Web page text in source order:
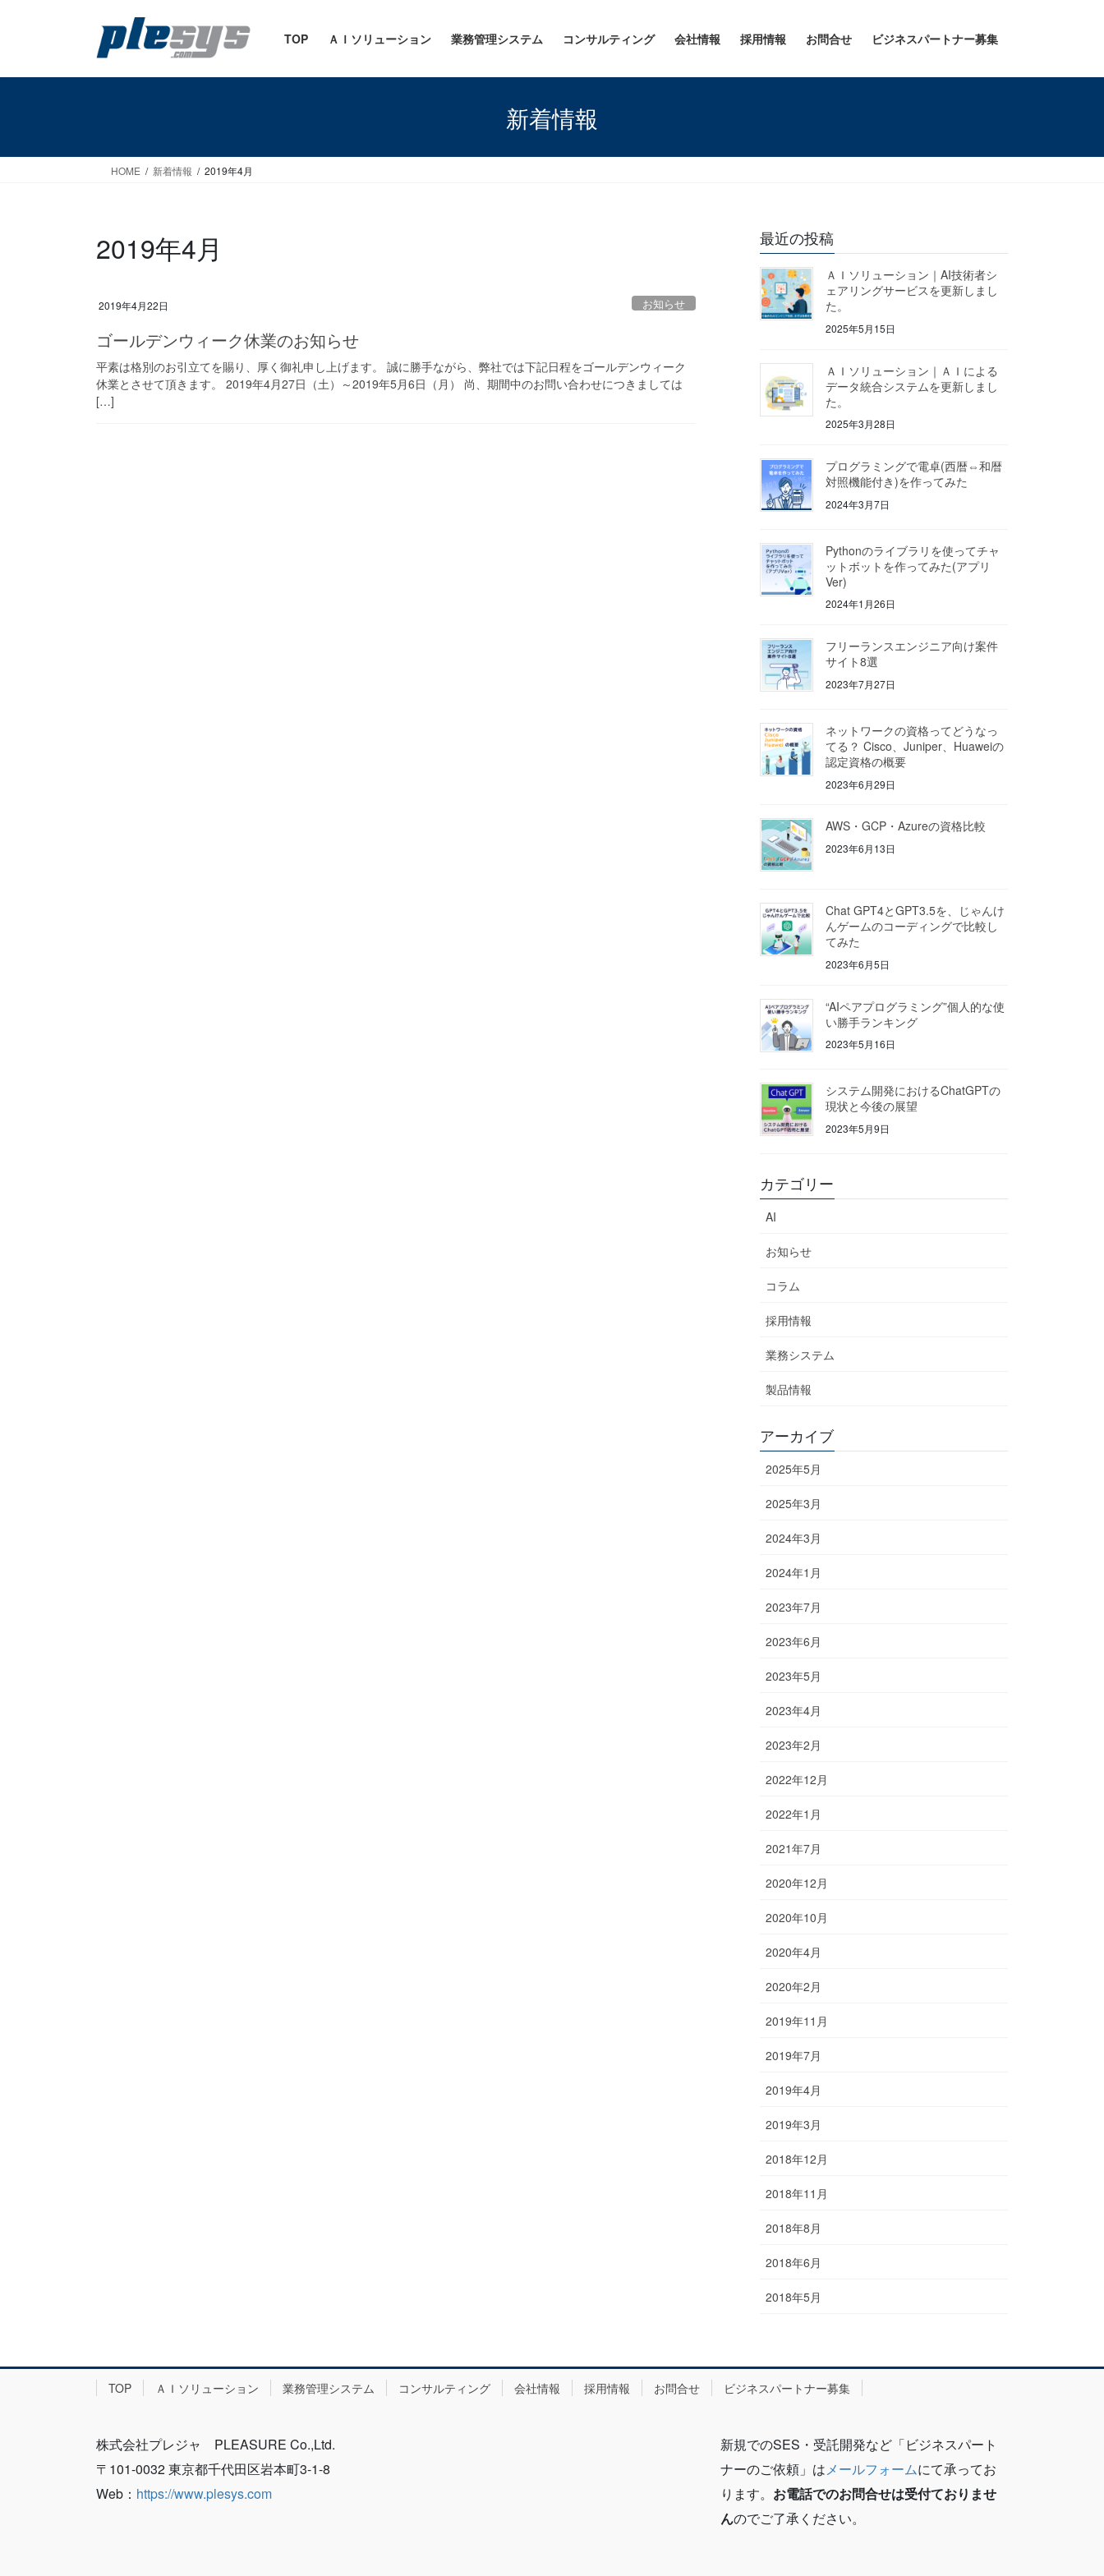
TOP ＡＩソリューション 業務管理システム コンサルティング 会社情報 採用情報 お問合せ ビジネスパートナー募集
新着情報
HOME 新着情報 2019年4月
2019年4月
2019年4月22日 お知らせ
ゴールデンウィーク休業のお知らせ
平素は格別のお引立てを賜り、厚く御礼申し上げます。 誠に勝手ながら、弊社では下記日程をゴールデンウィーク
休業とさせて頂きます。 2019年4月27日（土）～2019年5月6日（月） 尚、期間中のお問い合わせにつきましては
[…]
最近の投稿
ＡＩソリューション｜AI技術者シ
ェアリングサービスを更新しまし
た。
2025年5月15日
ＡＩソリューション｜ＡＩによる
データ統合システムを更新しまし
た。
2025年3月28日
プログラミングで電卓(西暦⇔和暦
対照機能付き)を作ってみた
2024年3月7日
Pythonのライブラリを使ってチャ
ットボットを作ってみた(アプリ
Ver)
2024年1月26日
フリーランスエンジニア向け案件
サイト8選
2023年7月27日
ネットワークの資格ってどうなっ
てる？ Cisco、Juniper、Huaweiの
認定資格の概要
2023年6月29日
AWS・GCP・Azureの資格比較
2023年6月13日
Chat GPT4とGPT3.5を、じゃんけ
んゲームのコーディングで比較し
てみた
2023年6月5日
“AIペアプログラミング”個人的な使
い勝手ランキング
2023年5月16日
システム開発におけるChatGPTの
現状と今後の展望
2023年5月9日
カテゴリー
AI
お知らせ
コラム
採用情報
業務システム
製品情報
アーカイブ
2025年5月
2025年3月
2024年3月
2024年1月
2023年7月
2023年6月
2023年5月
2023年4月
2023年2月
2022年12月
2022年1月
2021年7月
2020年12月
2020年10月
2020年4月
2020年2月
2019年11月
2019年7月
2019年4月
2019年3月
2018年12月
2018年11月
2018年8月
2018年6月
2018年5月
TOP ＡＩソリューション 業務管理システム コンサルティング 会社情報 採用情報 お問合せ ビジネスパートナー募集
株式会社プレジャ PLEASURE Co.,Ltd.
〒101-0032 東京都千代田区岩本町3-1-8
Web： https://www.plesys.com
新規でのSES・受託開発など「ビジネスパート
ナーのご依頼」はメールフォームにて承ってお
ります。 お電話でのお問合せは受付ておりませ
んのでご了承ください。